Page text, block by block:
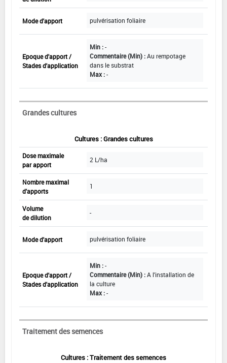
Mode d'apport pulvérisation foliaire
Epoque d'apport /
Stades d'application
Min :-
Commentaire (Min) :Au rempotage
dans le substrat
Max :-
Grandes cultures
Cultures : Grandes cultures
Dose maximale
par apport
2 L/ha
Nombre maximal
d'apports
1
Volume
de dilution
-
Mode d'apport pulvérisation foliaire
Epoque d'apport /
Stades d'application
Min :-
Commentaire (Min) :A l'installation de
la culture
Max :-
Traitement des semences
Cultures : Traitement des semences